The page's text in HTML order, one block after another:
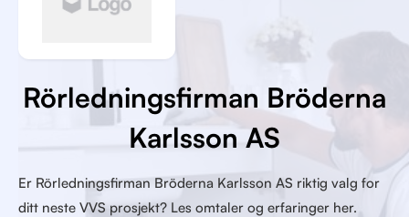
Er Rörledningsfirman Bröderna Karlsson AS riktig valg for
ditt neste VVS prosjekt? Les omtaler og erfaringer her.
Rörledningsfirman Bröderna
Karlsson AS